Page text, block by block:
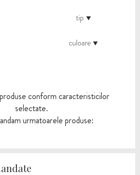
tip
culoare
conform caracteristicilor
selectate.
urmatoarele produse: